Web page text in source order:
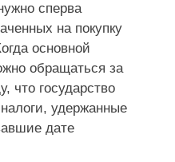
сперва
на покупку
основной
обращаться за
что государство
удержанные
дате